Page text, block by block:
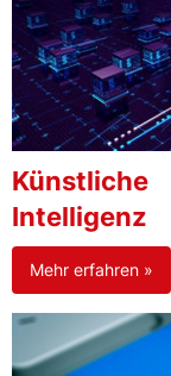
Künstliche
Intelligenz
Mehr erfahren »